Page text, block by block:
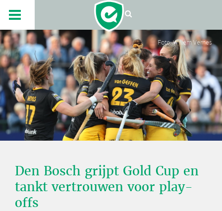
Foto: Willem Vernes
Den Bosch grijpt Gold Cup en
tankt vertrouwen voor play-
offs